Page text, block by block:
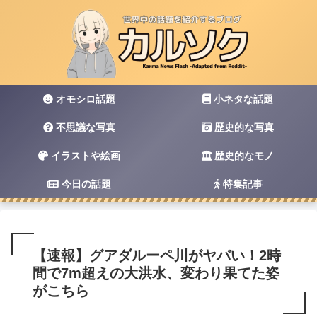
オモシロ話題 小ネタな話題
不思議な写真 歴史的な写真
イラストや絵画 歴史的なモノ
今日の話題 特集記事
【速報】グアダルーペ川がヤバい！2時
間で7m超えの大洪水、変わり果てた姿
がこちら